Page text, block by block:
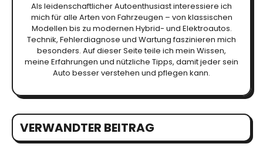
Als leidenschaftlicher Autoenthusiast interessiere ich
mich für alle Arten von Fahrzeugen – von klassischen
Modellen bis zu modernen Hybrid- und Elektroautos.
Technik, Fehlerdiagnose und Wartung faszinieren mich
besonders. Auf dieser Seite teile ich mein Wissen,
meine Erfahrungen und nützliche Tipps, damit jeder sein
Auto besser verstehen und pflegen kann.
VERWANDTER BEITRAG